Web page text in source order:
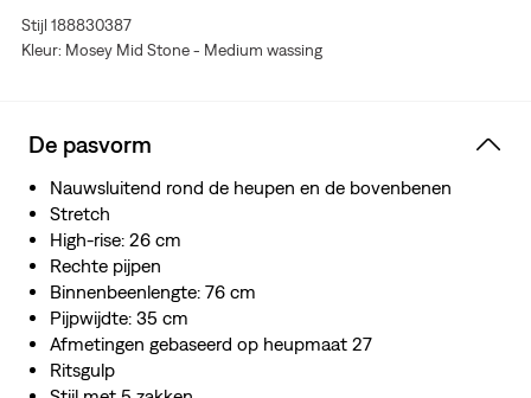
eindige hulpbron te verminderen
Stijl 188830387
Kleur: Mosey Mid Stone - Medium wassing
De pasvorm
Nauwsluitend rond de heupen en de bovenbenen
Stretch
High-rise: 26 cm
Rechte pijpen
Binnenbeenlengte: 76 cm
Pijpwijdte: 35 cm
Afmetingen gebaseerd op heupmaat 27
Ritsgulp